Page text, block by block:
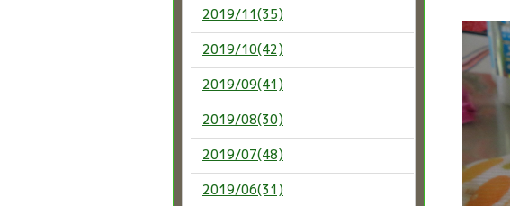
2019/11(35)
2019/10(42)
2019/09(41)
2019/08(30)
2019/07(48)
2019/06(31)